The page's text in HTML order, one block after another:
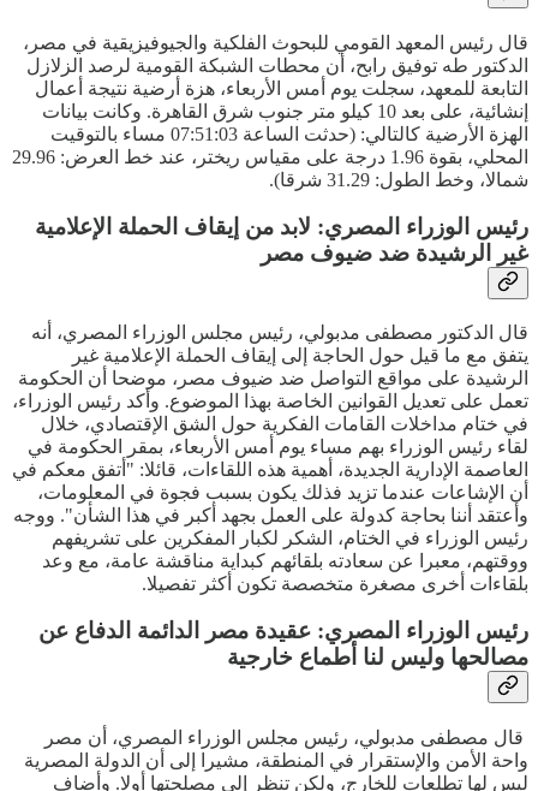
قال رئيس المعهد القومي للبحوث الفلكية والجيوفيزيقية في مصر،
الدكتور طه توفيق رابح، أن محطات الشبكة القومية لرصد الزلازل
التابعة للمعهد، سجلت يوم أمس الأربعاء، هزة أرضية نتيجة أعمال
إنشائية، على بعد 10 كيلو متر جنوب شرق القاهرة. وكانت بيانات
الهزة الأرضية كالتالي: (حدثت الساعة 07:51:03 مساء بالتوقيت
المحلي، بقوة 1.96 درجة على مقياس ريختر، عند خط العرض: 29.96
شمالا، وخط الطول: 31.29 شرقا).
رئيس الوزراء المصري: لابد من إيقاف الحملة الإعلامية
غير الرشيدة ضد ضيوف مصر
قال الدكتور مصطفى مدبولي، رئيس مجلس الوزراء المصري، أنه
يتفق مع ما قيل حول الحاجة إلى إيقاف الحملة الإعلامية غير
الرشيدة على مواقع التواصل ضد ضيوف مصر، موضحا أن الحكومة
تعمل على تعديل القوانين الخاصة بهذا الموضوع. وأكد رئيس الوزراء،
في ختام مداخلات القامات الفكرية حول الشق الإقتصادي، خلال
لقاء رئيس الوزراء بهم مساء يوم أمس الأربعاء، بمقر الحكومة في
العاصمة الإدارية الجديدة، أهمية هذه اللقاءات، قائلا: "أتفق معكم في
أن الإشاعات عندما تزيد فذلك يكون بسبب فجوة في المعلومات،
وأعتقد أننا بحاجة كدولة على العمل بجهد أكبر في هذا الشأن". ووجه
رئيس الوزراء في الختام، الشكر لكبار المفكرين على تشريفهم
ووقتهم، معبرا عن سعادته بلقائهم كبداية مناقشة عامة، مع وعد
بلقاءات أخرى مصغرة متخصصة تكون أكثر تفصيلا.
رئيس الوزراء المصري: عقيدة مصر الدائمة الدفاع عن
مصالحها وليس لنا أطماع خارجية
قال مصطفى مدبولي، رئيس مجلس الوزراء المصري، أن مصر
واحة الأمن والإستقرار في المنطقة، مشيرا إلى أن الدولة المصرية
ليس لها تطلعات للخارج، ولكن تنظر إلى مصلحتها أولا. وأضاف